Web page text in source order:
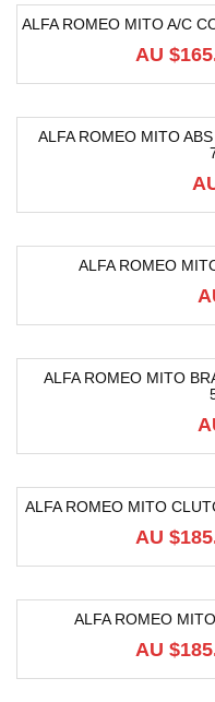
ALFA ROMEO MITO A/C
AU $
ALFA ROMEO MITO
ALFA ROMEO
ALFA ROMEO MITO
ALFA ROMEO MITO
AU $
ALFA ROMEO
AU $